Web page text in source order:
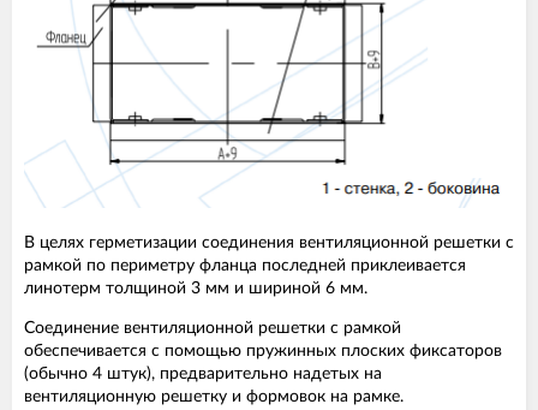
В целях герметизации соединения вентиляционной решетки с
рамкой по периметру фланца последней приклеивается
линотерм толщиной 3 мм и шириной 6 мм.
Соединение вентиляционной решетки с рамкой
обеспечивается с помощью пружинных плоских фиксаторов
(обычно 4 штук), предварительно надетых на
вентиляционную решетку и формовок на рамке.